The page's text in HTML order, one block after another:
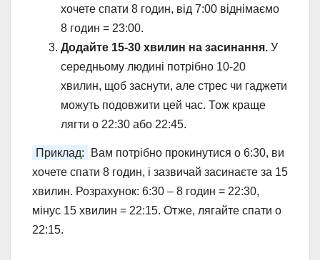
хочете спати 8 годин, від 7:00 віднімаємо
8 годин = 23:00.
Додайте 15-30 хвилин на засинання. У
середньому людині потрібно 10-20
хвилин, щоб заснути, але стрес чи гаджети
можуть подовжити цей час. Тож краще
лягти о 22:30 або 22:45.
Приклад:
Вам потрібно прокинутися о 6:30, ви
хочете спати 8 годин, і зазвичай засинаєте за 15
хвилин. Розрахунок: 6:30 – 8 годин = 22:30,
мінус 15 хвилин = 22:15. Отже, лягайте спати о
22:15.